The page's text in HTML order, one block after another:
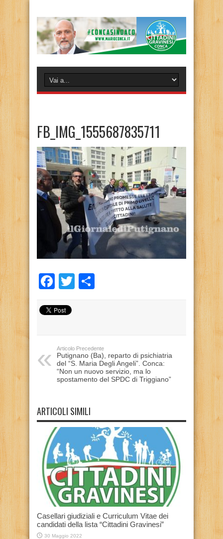
FB_IMG_1555687835711
Facebook
Twitter
Articolo Precedente
Putignano (Ba), reparto di psichiatria
del “S. Maria Degli Angeli”. Conca:
“Non un nuovo servizio, ma lo
spostamento del SPDC di Triggiano”
ARTICOLI SIMILI
Casellari giudiziali e Curriculum Vitae dei
candidati della lista “Cittadini Gravinesi”
30 Maggio 2022